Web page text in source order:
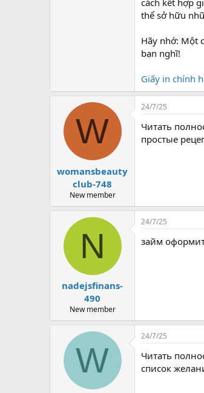
cách kết hợp
thể sở hữu
Hãy nhớ: Một
bạn nghĩ!
Giấy in chính
W
womansbeauty
club-748
New member
24/7/25
Читать
простые
N
nadejsfinans-
490
New member
24/7/25
займ
W
24/7/25
Читать
список